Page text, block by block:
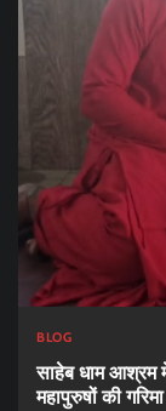
BLOG
साहेब धाम आश्रम
महापुरुषों की